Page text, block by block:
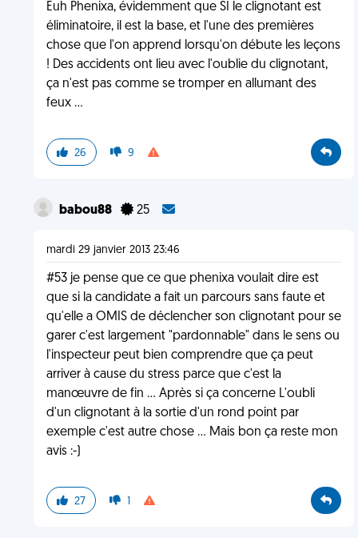
Euh Phenixa, évidemment que SI le clignotant est
éliminatoire, il est la base, et l'une des premières
chose que l'on apprend lorsqu'on débute les leçons
! Des accidents ont lieu avec l'oublie du clignotant,
ça n'est pas comme se tromper en allumant des
feux ...
26 9
babou88 25
mardi 29 janvier 2013 23:46
#53 je pense que ce que phenixa voulait dire est
que si la candidate a fait un parcours sans faute et
qu'elle a OMIS de déclencher son clignotant pour se
garer c'est largement "pardonnable" dans le sens ou
l'inspecteur peut bien comprendre que ça peut
arriver à cause du stress parce que c'est la
manœuvre de fin ... Après si ça concerne L'oubli
d'un clignotant à la sortie d'un rond point par
exemple c'est autre chose ... Mais bon ça reste mon
avis :-)
27 1